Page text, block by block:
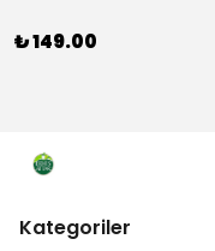
₺ 149.00
Kategoriler